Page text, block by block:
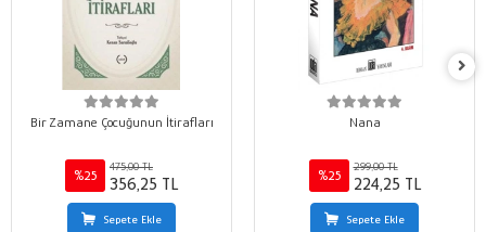
Bir Zamane Çocuğunun İtirafları
%25
475,00 TL
356,25 TL
Sepete Ekle
Nana
%25
299,00 TL
224,25 TL
Sepete Ekle